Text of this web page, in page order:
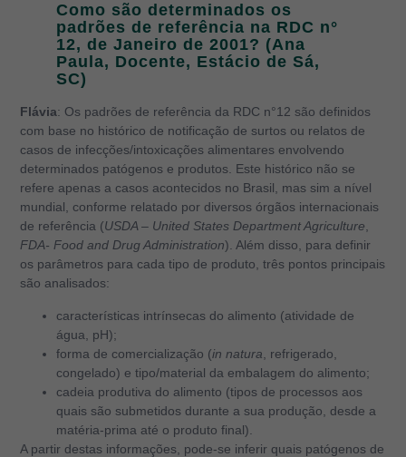
Como são determinados os
padrões de referência na RDC n°
12, de Janeiro de 2001? (Ana
Paula, Docente, Estácio de Sá,
SC)
Flávia: Os padrões de referência da RDC n°12 são definidos
com base no histórico de notificação de surtos ou relatos de
casos de infecções/intoxicações alimentares envolvendo
determinados patógenos e produtos. Este histórico não se
refere apenas a casos acontecidos no Brasil, mas sim a nível
mundial, conforme relatado por diversos órgãos internacionais
de referência (USDA – United States Department Agriculture,
FDA- Food and Drug Administration). Além disso, para definir
os parâmetros para cada tipo de produto, três pontos principais
são analisados:
características intrínsecas do alimento (atividade de
água, pH);
forma de comercialização (in natura , refrigerado,
congelado) e tipo/material da embalagem do alimento;
cadeia produtiva do alimento (tipos de processos aos
quais são submetidos durante a sua produção, desde a
matéria-prima até o produto final).
A partir destas informações, pode-se inferir quais patógenos de